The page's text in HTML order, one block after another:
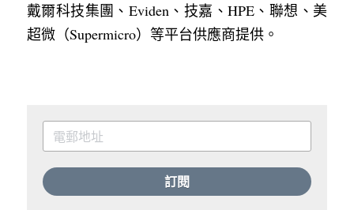
戴爾科技集團、Eviden、技嘉、HPE、聯想、美
超微（Supermicro）等平台供應商提供。
訂閱